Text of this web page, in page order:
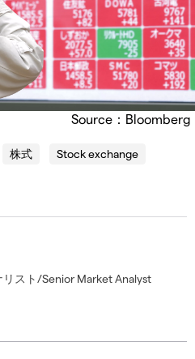
Source：Bloomberg
株式 Stock exchange
スト/Senior Market Analyst